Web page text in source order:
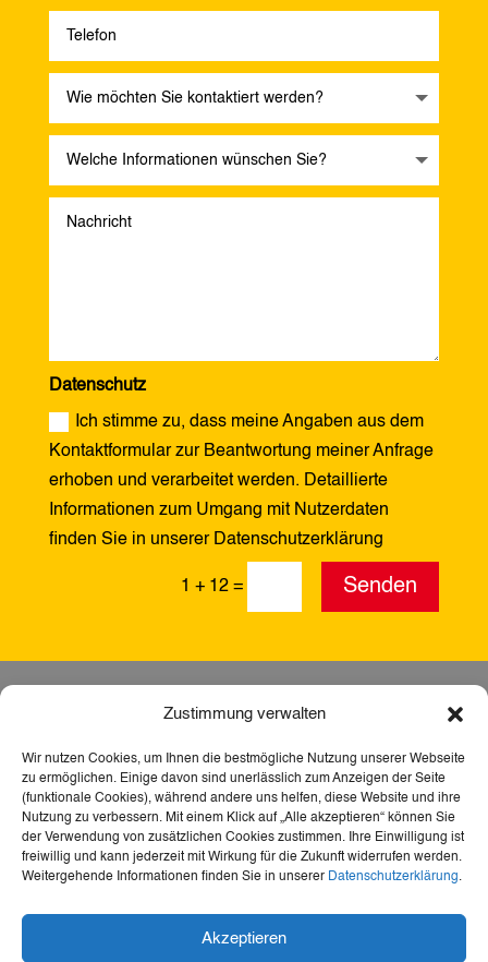
Zustimmung verwalten
Wir nutzen Cookies, um Ihnen die bestmögliche Nutzung unserer Webseite
zu ermöglichen. Einige davon sind unerlässlich zum Anzeigen der Seite
(funktionale Cookies), während andere uns helfen, diese Website und ihre
Nutzung zu verbessern. Mit einem Klick auf „Alle akzeptieren“ können Sie
der Verwendung von zusätzlichen Cookies zustimmen. Ihre Einwilligung ist
freiwillig und kann jederzeit mit Wirkung für die Zukunft widerrufen werden.
Weitergehende Informationen finden Sie in unserer Datenschutzerklärung.
Akzeptieren
Datenschutz
Ich stimme zu, dass meine Angaben aus dem
Kontaktformular zur Beantwortung meiner Anfrage
erhoben und verarbeitet werden. Detaillierte
Informationen zum Umgang mit Nutzerdaten
finden Sie in unserer Datenschutzerklärung
1 + 12 = Senden
Webseite barrierefrei – für mehr Teilhabe,